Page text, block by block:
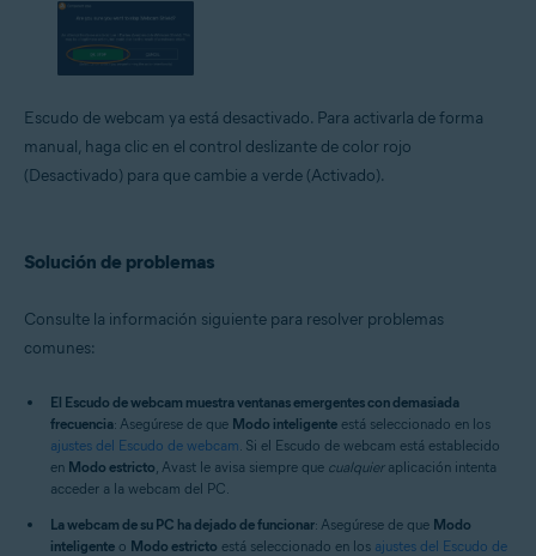
Escudo de webcam ya está desactivado. Para activarla de forma
manual, haga clic en el control deslizante de color rojo
(Desactivado) para que cambie a verde (Activado).
Solución de problemas
Consulte la información siguiente para resolver problemas
comunes:
El Escudo de webcam muestra ventanas emergentes con demasiada
frecuencia: Asegúrese de que Modo inteligente está seleccionado en los
ajustes del Escudo de webcam . Si el Escudo de webcam está establecido
en Modo estricto , Avast le avisa siempre que cualquieraplicación intenta
acceder a la webcam del PC.
La webcam de su PC ha dejado de funcionar: Asegúrese de que Modo
inteligente o Modo estricto está seleccionado en los ajustes del Escudo de